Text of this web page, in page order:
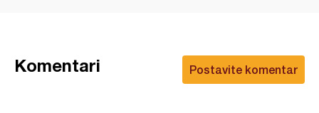
Postavite komentar
Komentari